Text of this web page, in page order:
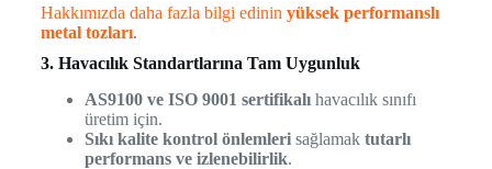
Hakkımızda daha fazla bilgi edinin yüksek performanslı
metal tozları.
3. Havacılık Standartlarına Tam Uygunluk
AS9100 ve ISO 9001 sertifikalıhavacılık sınıfı
üretim için.
Sıkı kalite kontrol önlemlerisağlamak tutarlı
performans ve izlenebilirlik.